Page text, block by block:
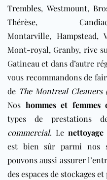
Trembles, Westmount,
Thérèse,
Montarville, Hampstead,
Mont-royal, Granby, rive
Gatineau et dans d’autre
vous recommandons de
de The Montreal Cleaners
Nos hommes et femmes
types de prestations
commercial. Le
est bien sûr parmi nos
pouvons aussi assurer
des espaces de stockages